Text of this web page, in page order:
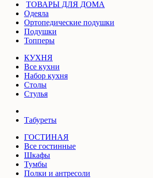
ТОВАРЫ ДЛЯ ДОМА
Одеяла
Ортопедические подушки
Подушки
Топперы
КУХНЯ
Все кухни
Набор кухня
Столы
Стулья
Табуреты
ГОСТИНАЯ
Все гостинные
Шкафы
Тумбы
Полки и антресоли